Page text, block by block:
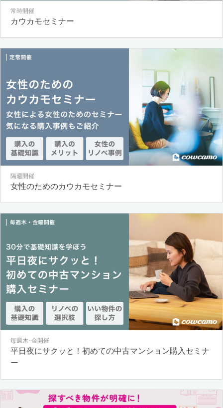
常時開催
カウカモセミナー
隔週開催
女性のためのカウカモセミナー
毎週木･金開催
平日夜にサクッと！初めての中古マンション購入セミナ
ー